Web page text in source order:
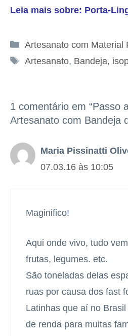
Leia mais sobre: Porta-
Categorias
Artesanato com Material
Tags
Artesanato, Bandeja,
1 comentário em “Passo
Artesanato com Bandeja
Maria Pissinatti
07.03.16 às 10:05
Maginifico!
Aqui onde vivo, tudo
frutas, legumes. etc.
São toneladas delas
ruas por causa dos fast
Latinhas que aí no
de renda para muitas